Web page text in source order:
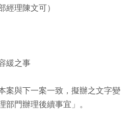
經理陳文可）
緩之事
案與下一案一致，擬辦之文字變
門辦理後續事宜」。